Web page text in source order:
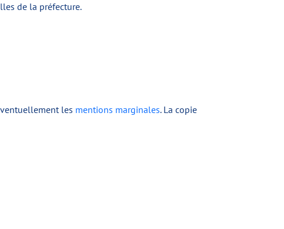
de la préfecture.
les mentions marginales. La copie